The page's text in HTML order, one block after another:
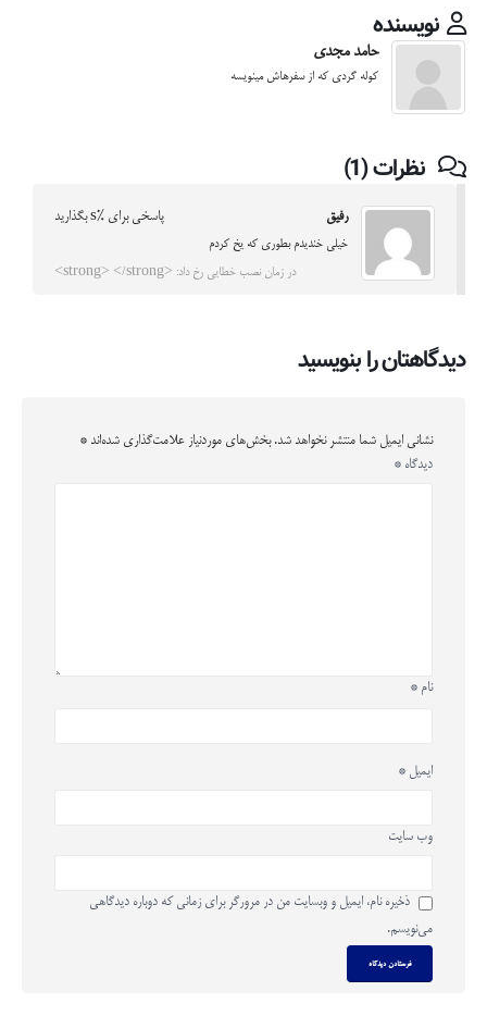
نویسنده
حامد مجدی
کوله گردی که از سفرهاش مینویسه
نظرات (1)
رفیق پاسخی برای %s بگذارید
خیلی خندیدم بطوری که یخ کردم
در زمان نصب خطایی رخ داد: <strong> </strong>
دیدگاهتان را بنویسید
نشانی ایمیل شما منتشر نخواهد شد. بخش‌های موردنیاز علامت‌گذاری شده‌اند *
دیدگاه *
نام *
ایمیل *
وب‌ سایت
ذخیره نام، ایمیل و وبسایت من در مرورگر برای زمانی که دوباره دیدگاهی
می‌نویسم.